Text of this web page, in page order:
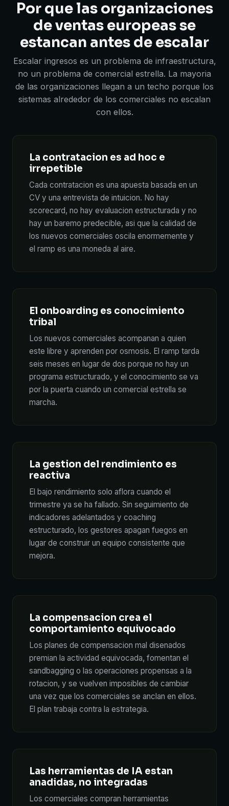
Por que las organizaciones
de ventas europeas se
estancan antes de escalar
Escalar ingresos es un problema de infraestructura,
no un problema de comercial estrella. La mayoria
de las organizaciones llegan a un techo porque los
sistemas alrededor de los comerciales no escalan
con ellos.
La contratacion es ad hoc e
irrepetible
Cada contratacion es una apuesta basada en un
CV y una entrevista de intuicion. No hay
scorecard, no hay evaluacion estructurada y no
hay un baremo predecible, asi que la calidad de
los nuevos comerciales oscila enormemente y
el ramp es una moneda al aire.
El onboarding es conocimiento
tribal
Los nuevos comerciales acompanan a quien
este libre y aprenden por osmosis. El ramp tarda
seis meses en lugar de dos porque no hay un
programa estructurado, y el conocimiento se va
por la puerta cuando un comercial estrella se
marcha.
La gestion del rendimiento es
reactiva
El bajo rendimiento solo aflora cuando el
trimestre ya se ha fallado. Sin seguimiento de
indicadores adelantados y coaching
estructurado, los gestores apagan fuegos en
lugar de construir un equipo consistente que
mejora.
La compensacion crea el
comportamiento equivocado
Los planes de compensacion mal disenados
premian la actividad equivocada, fomentan el
sandbagging o las operaciones propensas a la
rotacion, y se vuelven imposibles de cambiar
una vez que los comerciales se anclan en ellos.
El plan trabaja contra la estrategia.
Las herramientas de IA estan
anadidas, no integradas
Los comerciales compran herramientas